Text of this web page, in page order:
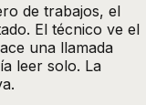
de trabajos, el
El técnico ve el
una llamada
leer solo. La